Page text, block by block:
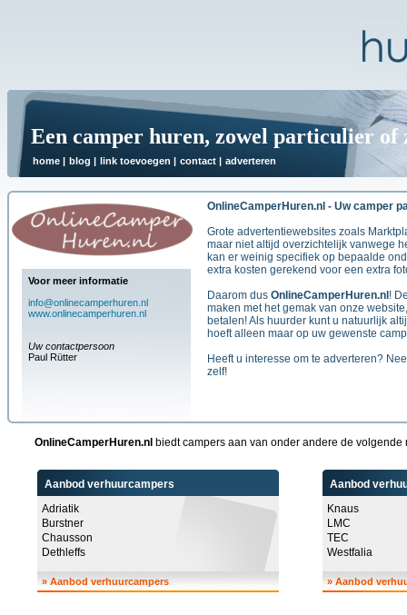
Een camper huren, zowel particulier
home | blog | link toevoegen | contact | adverteren
OnlineCamperHuren.nl - Uw camper
Grote advertentiewebsites zoals
maar niet altijd overzichtelijk vanwege
kan er weinig specifiek op bepaalde
extra kosten gerekend voor een extra
Daarom dus OnlineCamperHuren.nl !
maken met het gemak van onze
betalen! Als huurder kunt u natuurlijk
hoeft alleen maar op uw gewenste
Heeft u interesse om te adverteren?
zelf!
Voor meer informatie
info@onlinecamperhuren.nl
www.onlinecamperhuren.nl
Uw contactpersoon
Paul Rütter
OnlineCamperHuren.nl biedt campers aan van onder andere de volgende
Aanbod verhuurcampers
Adriatik
Burstner
Chausson
Dethleffs
» Aanbod verhuurcampers
Aanbod
Knaus
LMC
TEC
Westfalia
» Aanbod